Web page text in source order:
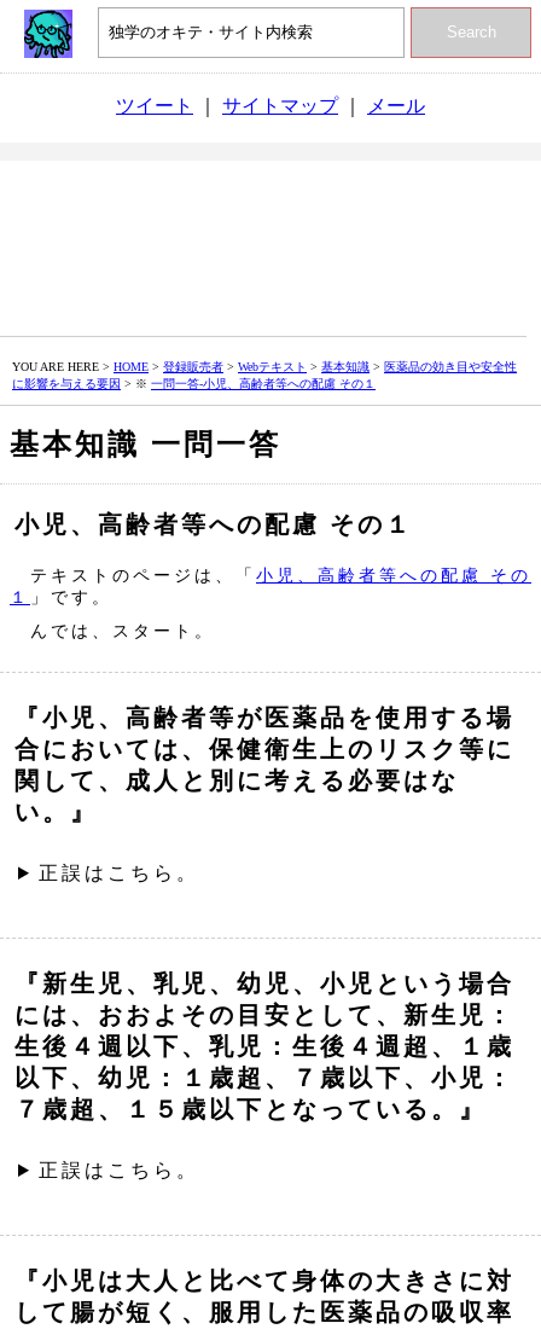
Search
ツイート サイトマップ｜ メール
YOU ARE HERE > HOME > 登録販売者 > Webテキスト > 基本知識 > 医薬品の効き目や安全性
に影響を与える要因 > ※ 一問一答‐小児、高齢者等への配慮 その１
基本知識 一問一答
小児、高齢者等への配慮 その１
テキストのページは、「 小児、高齢者等への配慮 その
１
」です。
んでは、スタート。
『小児、高齢者等が医薬品を使用する場
合においては、保健衛生上のリスク等に
関して、成人と別に考える必要はな
い。』
正誤はこちら。
『新生児、乳児、幼児、小児という場合
には、おおよその目安として、新生児：
生後４週以下、乳児：生後４週超、１歳
以下、幼児：１歳超、７歳以下、小児：
７歳超、１５歳以下となっている。』
正誤はこちら。
『小児は大人と比べて身体の大きさに対
して腸が短く、服用した医薬品の吸収率